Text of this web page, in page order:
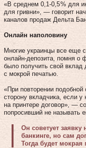
«В среднем 0,1‑0,5 % для
для гривни», — говорит
каналов продаж Дельта
Онлайн наполовину
Многие украинцы все еще
онлайн-депозита, помня о
было получить свой вклад
с мокрой печатью.
«При повторении
сторону вкладчика, если у
на принтере договор», —
попросивший не называть
Он советует заявку
банкинге, но сам
Тогда будет мокрая